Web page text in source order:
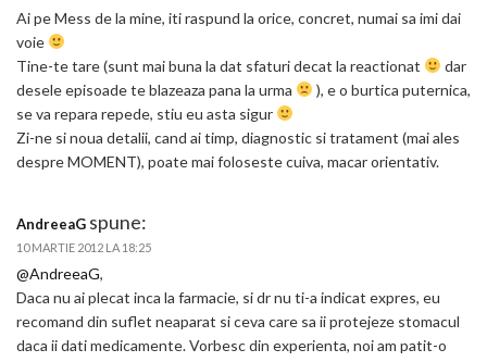
Ai pe Mess de la mine, iti raspund la orice, concret, numai sa imi dai
voie
Tine-te tare (sunt mai buna la dat sfaturi decat la reactionat
dar
desele episoade te blazeaza pana la urma
), e o burtica puternica,
se va repara repede, stiu eu asta sigur
Zi-ne si noua detalii, cand ai timp, diagnostic si tratament (mai ales
despre MOMENT), poate mai foloseste cuiva, macar orientativ.
AndreeaG spune:
10 MARTIE 2012 LA 18:25
@AndreeaG,
Daca nu ai plecat inca la farmacie, si dr nu ti-a indicat expres, eu
recomand din suflet neaparat si ceva care sa ii protejeze stomacul
daca ii dati medicamente. Vorbesc din experienta, noi am patit-o